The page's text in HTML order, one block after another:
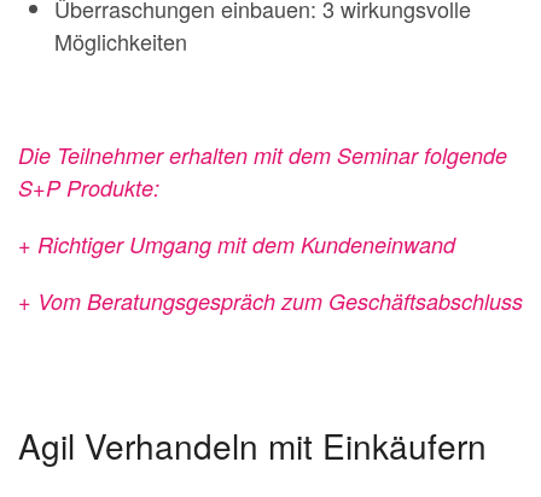
Überraschungen einbauen: 3 wirkungsvolle
Möglichkeiten
Die Teilnehmer erhalten mit dem Seminar folgende
S+P Produkte:
+ Richtiger Umgang mit dem Kundeneinwand
+ Vom Beratungsgespräch zum Geschäftsabschluss
Agil Verhandeln mit Einkäufern